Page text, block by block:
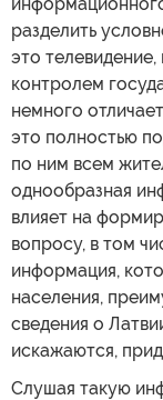
разделить
это
контролем
немного
это полностью
по ним всем
однообразная
влияет на
вопросу, в том
информация,
населения,
сведения о
искажаются,
Слушая такую